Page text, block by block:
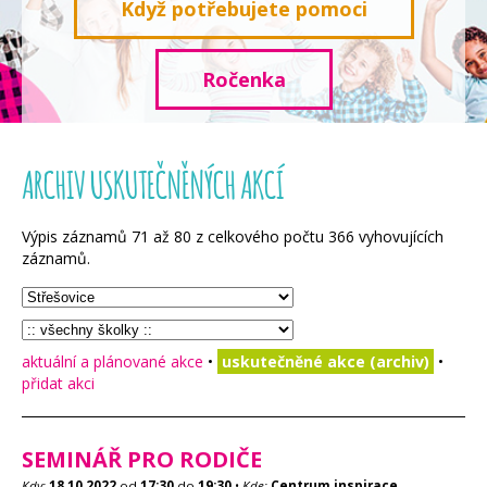
Když potřebujete pomoci
Ročenka
ARCHIV USKUTEČNĚNÝCH AKCÍ
Výpis záznamů 71 až 80 z celkového počtu 366 vyhovujících
záznamů.
aktuální a plánované akce • uskutečněné akce (archiv) •
přidat akci
SEMINÁŘ PRO RODIČE